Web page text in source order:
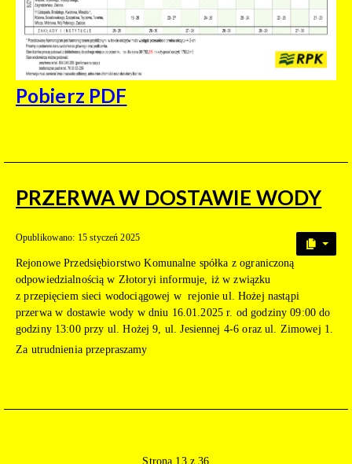
Pobierz PDF
PRZERWA W DOSTAWIE WODY
Opublikowano: 15 styczeń 2025
Rejonowe Przedsiębiorstwo Komunalne spółka z ograniczoną
odpowiedzialnością w Złotoryi informuje, iż w związku
z przepięciem sieci wodociągowej w rejonie ul. Hożej nastąpi
przerwa w dostawie wody w dniu 16.01.2025 r. od godziny 09:00 do
godziny 13:00 przy ul. Hożej 9, ul. Jesiennej 4-6 oraz ul. Zimowej 1.
Za utrudnienia przepraszamy
Strona 13 z 36